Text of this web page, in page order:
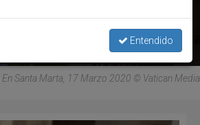
En Santa Marta, 17 Marzo 2020 © Vatican Media
Entendido